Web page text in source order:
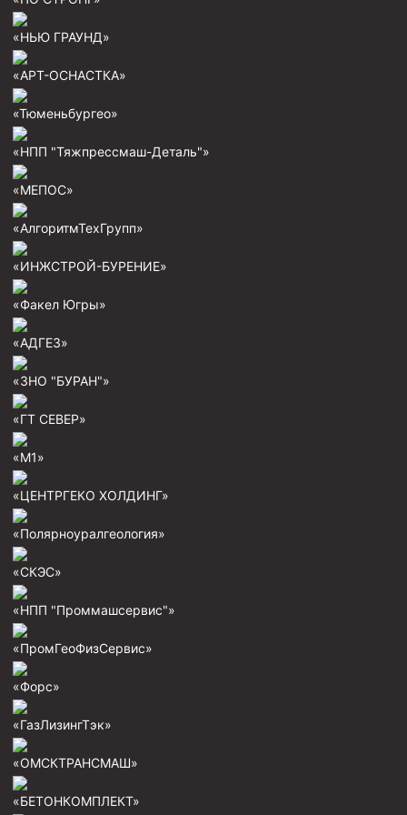
Центраторы колонные
Герметизаторы устьевые
Башмаки колонные
Инструмент для бурения и КРС (ловильный, аварийный)
Перья гидромониторные
Пауки гидравлические
Пауки механические
Скреперы механические
Штанголовки
Удочки ловильные
Обурочный комплекс ОК
Фрезеры торцевые с фрезерующей воронкой и с
Магнитные ловители
Фрезеры арбузообразные
Фрезеры стартово-оконные
Фрезеры Барракуда
«НЬЮ ГРАУНД»
«АРТ-ОСНАСТКА»
«Тюменьбургео»
«НПП "Тяжпрессмаш-Деталь"»
«МЕПОС»
«АлгоритмТехГрупп»
«ИНЖСТРОЙ-БУРЕНИЕ»
«Факел Югры»
«АДГЕЗ»
«ЗНО "БУРАН"»
«ГТ СЕВЕР»
«М1»
«ЦЕНТРГЕКО ХОЛДИНГ»
«Полярноуралгеология»
«СКЭС»
«НПП "Проммашсервис"»
«ПромГеоФизСервис»
«Форс»
«ГазЛизингТэк»
«ОМСКТРАНСМАШ»
«БЕТОНКОМПЛЕКТ»